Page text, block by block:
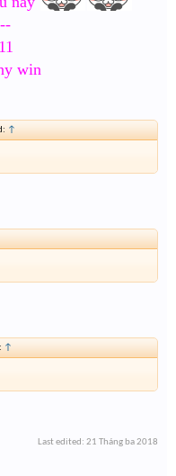
win
↑
↑
Last edited: 21 Tháng ba 2018